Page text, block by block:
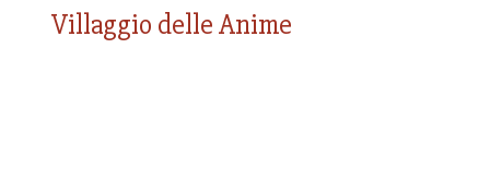
Villaggio delle Anime